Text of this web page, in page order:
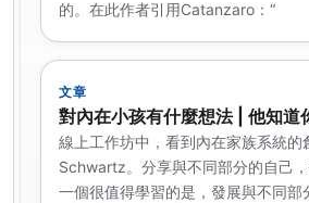
的。在此作者引用Catanzaro：“
文章
對內在小孩有什麼想法 | 他知道
線上工作坊中，看到內在家族系統的
Schwartz。分享與不同部分的自己
一個很值得學習的是，發展與不同部